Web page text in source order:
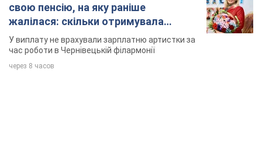
свою пенсію, на яку раніше
жалілася: скільки отримувала
співачка
У виплату не врахували зарплатню артистки за
час роботи в Чернівецькій філармонії
через 8 часов